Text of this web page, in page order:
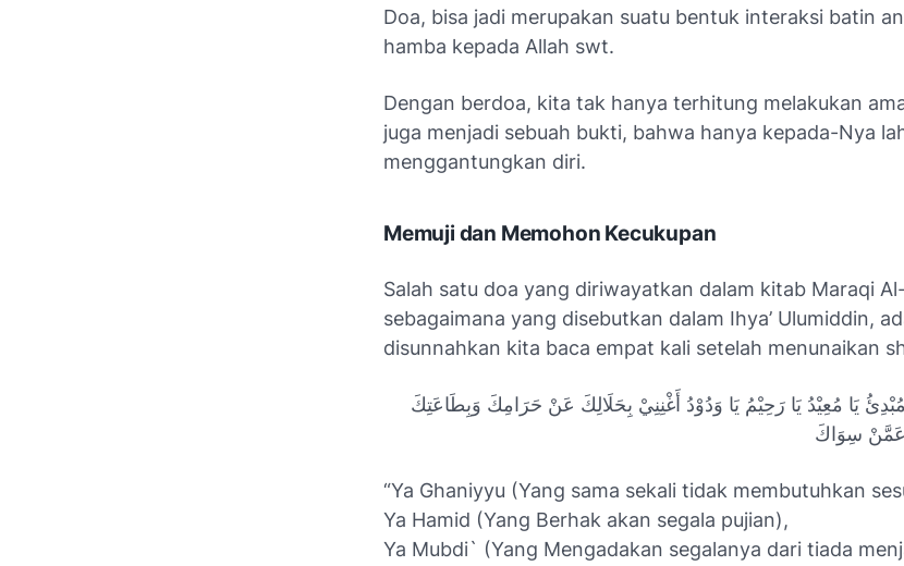
Doa, bisa jadi merupakan suatu bentuk interaksi batin
hamba kepada Allah swt.
Dengan berdoa, kita tak hanya terhitung melakukan
juga menjadi sebuah bukti, bahwa hanya kepada-Nya
menggantungkan diri.
Memuji dan Memohon Kecukupan
Salah satu doa yang diriwayatkan dalam kitab Maraqi
sebagaimana yang disebutkan dalam Ihya’ Ulumiddin,
disunnahkan kita baca empat kali setelah menunaikan
مُبْدِئُ يَا مُعِيْدُ يَا رَحِيْمُ يَا وَدُوْدُ أَغْنِنِيْ بِحَلَالِكَ عَنْ حَرَامِكَ وَبِطَاعَتِكَ
سِوَاكَ
“Ya Ghaniyyu (Yang sama sekali tidak membutuhkan
Ya Hamid (Yang Berhak akan segala pujian),
Ya Mubdi` (Yang Mengadakan segalanya dari tiada